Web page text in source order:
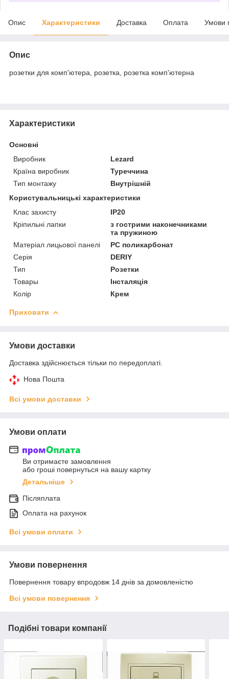
Опис Характеристики Доставка Оплата Умови
Опис
розетки для комп'ютера, розетка, розетка комп'ютерна
Характеристики
Основні
Виробник
Lezard
Країна виробник
Туреччина
Тип монтажу
Внутрішній
Користувальницькі характеристики
Клас захисту
IP20
Кріпильні лапки
з гострими наконечниками
та пружиною
Матеріал лицьової панелі
PC поликарбонат
Серія
DERIY
Тип
Розетки
Товары
Інсталяція
Колір
Крем
Приховати
Умови доставки
Доставка здійснюється тільки по передоплаті.
Нова Пошта
Всі умови доставки
Умови оплати
Ви отримаєте замовлення
або гроші повернуться на вашу картку
Детальніше
Післяплата
Оплата на рахунок
Всі умови оплати
Умови повернення
Повернення товару впродовж 14 днів за домовленістю
Всі умови повернення
Подібні товари компанії